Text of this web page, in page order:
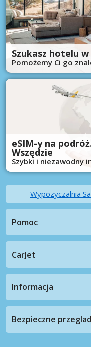
Szukasz hotelu
Pomożemy Ci go
eSIM-y na
Wszędzie
Szybki i niezawodny
Wypozyczalnia
Pomoc
CarJet
Informacja
Bezpieczne